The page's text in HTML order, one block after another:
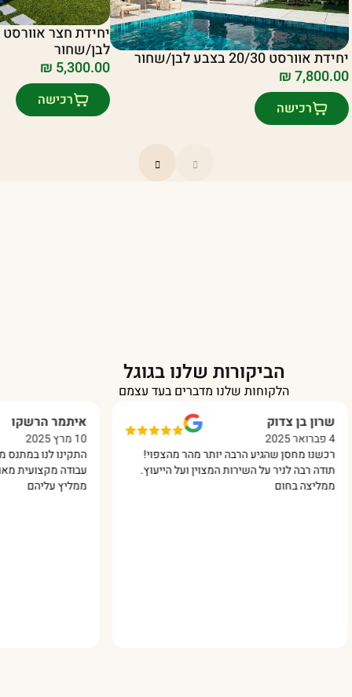
יחידת אוורסט 20/30 בצבע לבן/שחור
₪7,800.00
רכישה
לבן/שחור
₪ 5,300.00
רכישה
הביקורות שלנו בגוגל
הלקוחות שלנו מדברים בעד עצמם
צדוק
שהגיע הרבה יותר מהר מהצפוי!
לניר על השירות המצוין ועל הייעוץ.
בחום
איתמר הרשקו
10 מרץ 2025
התקינו לנו במתנס מחסן
עבודה מקצועית מאוד והכל
ממליץ עליהם